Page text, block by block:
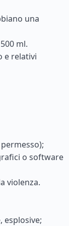
una
ml.
e relativi
o software
violenza.
esplosive;